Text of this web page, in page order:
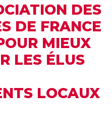
DES
DE FRANCE
MIEUX
LES ÉLUS
LOCAUX